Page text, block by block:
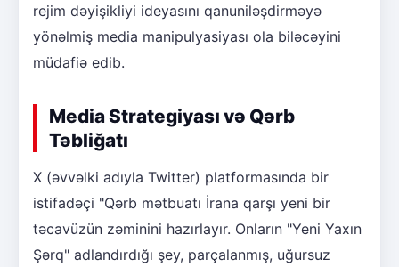
rejim dəyişikliyi ideyasını qanuniləşdirməyə
yönəlmiş media manipulyasiyası ola biləcəyini
müdafiə edib.
Media Strategiyası və Qərb
Təbliğatı
X (əvvəlki adıyla Twitter) platformasında bir
istifadəçi "Qərb mətbuatı İrana qarşı yeni bir
təcavüzün zəminini hazırlayır. Onların "Yeni Yaxın
Şərq" adlandırdığı şey, parçalanmış, uğursuz